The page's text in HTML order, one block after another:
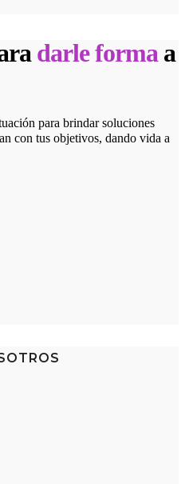
darle forma a
para brindar soluciones
con tus objetivos, dando vida a